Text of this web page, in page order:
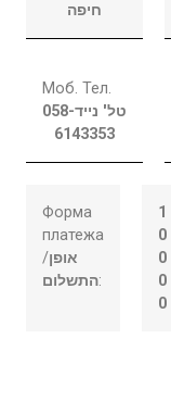
חיפה
Моб. Тел.
טל' נייד058-
6143353
Форма
платежа
/אופן
התשלום:
1
0
0
0
0